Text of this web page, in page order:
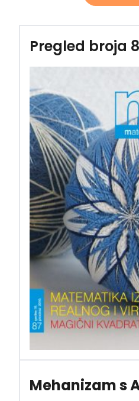
Pregled broja
Mehanizam s